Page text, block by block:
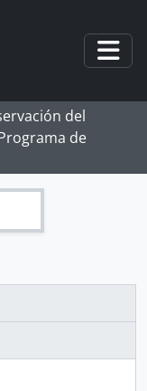
del
de